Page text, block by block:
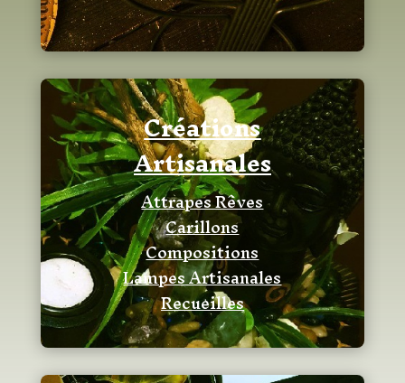
Créations
Artisanales
Attrapes Rêves
Carillons
Compositions
Lampes Artisanales
Recueilles